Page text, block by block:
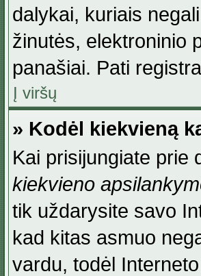
dalykai, kuriais
žinutės, elektroninio
panašiai. Pati
Į viršų
» Kodėl kiekvieną
Kai prisijungiate
kiekvieno
tik uždarysite savo
kad kitas asmuo
vardu, todėl